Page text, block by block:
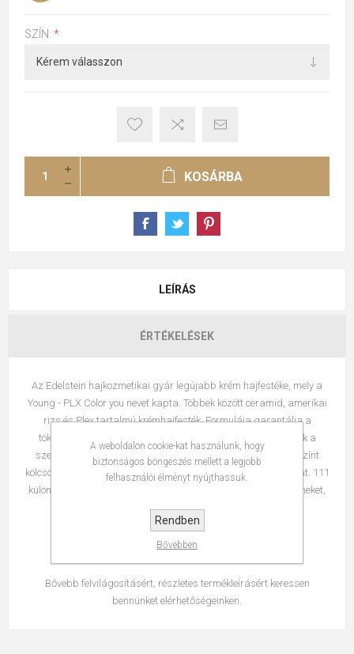
SZÍN: *
KOSÁRBA
LEÍRÁS
ÉRTÉKELÉSEK
Az Edelstein hajkozmetikai gyár legújabb krém hajfestéke, mely a
Young - PLX Color you nevet kapta. Többek között ceramid, amerikai
rizs és Plex tartalmú krémhajfesték. Formulája garantálja a
tökéletes fedést, megfelelő fényt, ragyogást biztosít a hajnak a
szerkezeti épséget megőrizve. Maximális és hosszantartó színt
kölcsönöz a frizurának és tökéletesen fedi le az ősz hajszálakat. 111
különböző árnyalatban kapható, de egymással keverve a színeket,
számtalan új színt tudunk létrehozni.
Keverési arány: 1 + 1,5 (hatóidő: 30-40 perc)
Bővebb felvilágosításért, részletes termékleírásért keressen
bennünket elérhetőségeinken.
A weboldalon cookie-kat használunk, hogy
biztonságos böngészés mellett a legjobb
felhasználói élményt nyújthassuk.
Rendben
Bővebben